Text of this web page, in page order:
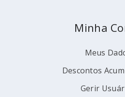
Minha
Meus
Descontos
Gerir